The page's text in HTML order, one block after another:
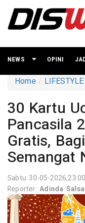
NEWS OPINI
Home LIFESTYLE
30 Kartu
Pancasila
Gratis,
Semangat
Sabtu 30-05-
Reporter:Adinda